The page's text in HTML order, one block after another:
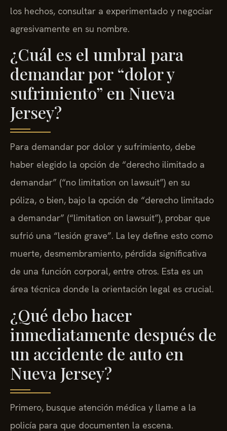
los hechos, consultar a experimentado y negociar
agresivamente en su nombre.
¿Cuál es el umbral para
demandar por “dolor y
sufrimiento” en Nueva
Jersey?
Para demandar por dolor y sufrimiento, debe
haber elegido la opción de “derecho ilimitado a
demandar” (“no limitation on lawsuit”) en su
póliza, o bien, bajo la opción de “derecho limitado
a demandar” (“limitation on lawsuit”), probar que
sufrió una “lesión grave”. La ley define esto como
muerte, desmembramiento, pérdida significativa
de una función corporal, entre otros. Esta es un
área técnica donde la orientación legal es crucial.
¿Qué debo hacer
inmediatamente después de
un accidente de auto en
Nueva Jersey?
Primero, busque atención médica y llame a la
policía para que documenten la escena.